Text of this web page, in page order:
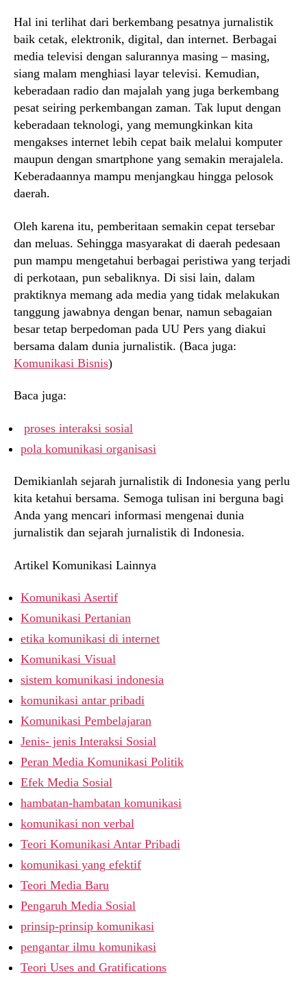
Hal ini terlihat dari berkembang pesatnya jurnalistik
baik cetak, elektronik, digital, dan internet. Berbagai
media televisi dengan salurannya masing – masing,
siang malam menghiasi layar televisi. Kemudian,
keberadaan radio dan majalah yang juga berkembang
pesat seiring perkembangan zaman. Tak luput dengan
keberadaan teknologi, yang memungkinkan kita
mengakses internet lebih cepat baik melalui komputer
maupun dengan smartphone yang semakin merajalela.
Keberadaannya mampu menjangkau hingga pelosok
daerah.
Oleh karena itu, pemberitaan semakin cepat tersebar
dan meluas. Sehingga masyarakat di daerah pedesaan
pun mampu mengetahui berbagai peristiwa yang terjadi
di perkotaan, pun sebaliknya. Di sisi lain, dalam
praktiknya memang ada media yang tidak melakukan
tanggung jawabnya dengan benar, namun sebagaian
besar tetap berpedoman pada UU Pers yang diakui
bersama dalam dunia jurnalistik. (Baca juga:
Komunikasi Bisnis)
Baca juga:
proses interaksi sosial
pola komunikasi organisasi
Demikianlah sejarah jurnalistik di Indonesia yang perlu
kita ketahui bersama. Semoga tulisan ini berguna bagi
Anda yang mencari informasi mengenai dunia
jurnalistik dan sejarah jurnalistik di Indonesia.
Artikel Komunikasi Lainnya
Komunikasi Asertif
Komunikasi Pertanian
etika komunikasi di internet
Komunikasi Visual
sistem komunikasi indonesia
komunikasi antar pribadi
Komunikasi Pembelajaran
Jenis- jenis Interaksi Sosial
Peran Media Komunikasi Politik
Efek Media Sosial
hambatan-hambatan komunikasi
komunikasi non verbal
Teori Komunikasi Antar Pribadi
komunikasi yang efektif
Teori Media Baru
Pengaruh Media Sosial
prinsip-prinsip komunikasi
pengantar ilmu komunikasi
Teori Uses and Gratifications